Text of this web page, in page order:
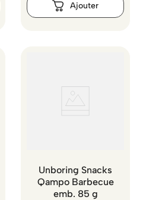
Unboring Snacks
Qampo Barbecue
emb. 85 g